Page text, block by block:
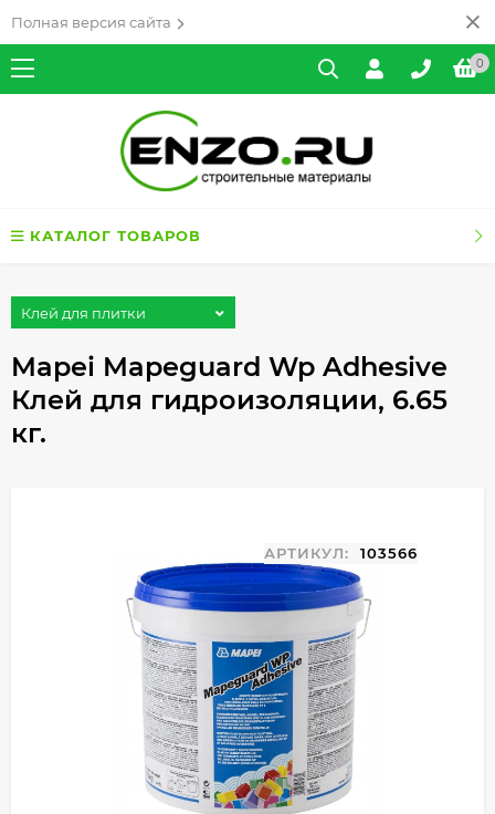
Полная версия сайта
0
КАТАЛОГ ТОВАРОВ
Клей для плитки
Mapei Mapeguard Wp Adhesive
Клей для гидроизоляции, 6.65
кг.
АРТИКУЛ: 103566